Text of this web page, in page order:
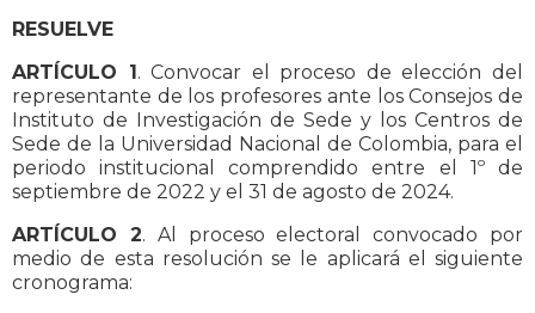
RESUELVE
ARTÍCULO 1 . Convocar el proceso de elección del
representante de los profesores ante los Consejos de
Instituto de Investigación de Sede y los Centros de
Sede de la Universidad Nacional de Colombia, para el
periodo institucional comprendido entre el 1º de
septiembre de 2022 y el 31 de agosto de 2024.
ARTÍCULO 2. Al proceso electoral convocado por
medio de esta resolución se le aplicará el siguiente
cronograma: